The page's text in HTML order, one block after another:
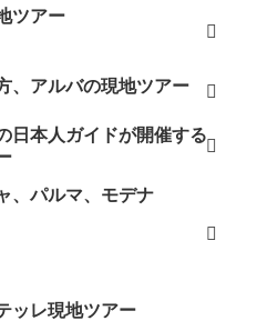
ツアー
、アルバの現地ツアー
日本人ガイドが開催する
、パルマ、モデナ
ッレ現地ツアー